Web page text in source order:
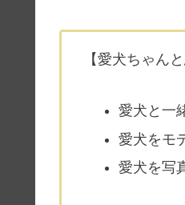
【愛犬ちゃん
愛犬と一
愛犬をモ
愛犬を写